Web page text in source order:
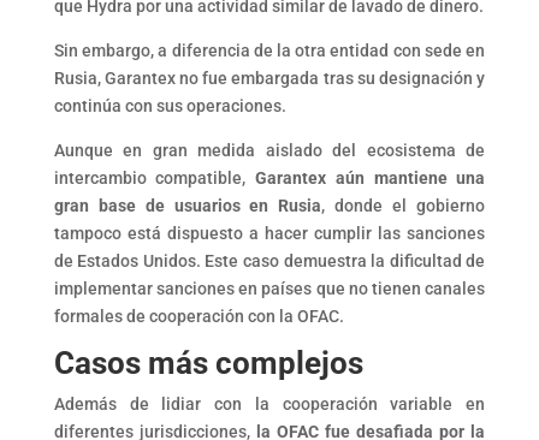
que Hydra por una actividad similar de lavado de dinero.
Sin embargo, a diferencia de la otra entidad con sede en
Rusia, Garantex no fue embargada tras su designación y
continúa con sus operaciones.
Aunque en gran medida aislado del ecosistema de
intercambio compatible,Garantex aún mantiene una
gran base de usuarios en Rusia, donde el gobierno
tampoco está dispuesto a hacer cumplir las sanciones
de Estados Unidos. Este caso demuestra la dificultad de
implementar sanciones en países que no tienen canales
formales de cooperación con la OFAC.
Casos más complejos
Además de lidiar con la cooperación variable en
diferentes jurisdicciones, la OFAC fue desafiada por la